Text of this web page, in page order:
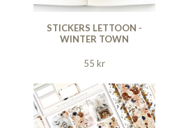
STICKERS LETTOON -
WINTER TOWN
55 kr